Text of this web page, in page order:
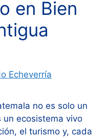
en Bien
Echeverría
no es solo un
un ecosistema vivo
el turismo y, cada